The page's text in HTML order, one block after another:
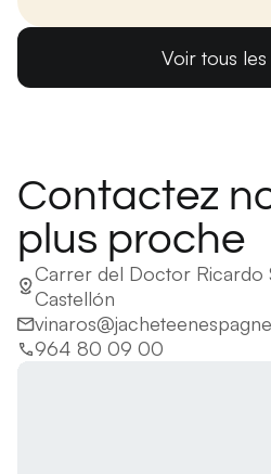
Voir tous les
Contactez
plus proche
Carrer del Doctor Ricardo
Castellón
964 80 09 00